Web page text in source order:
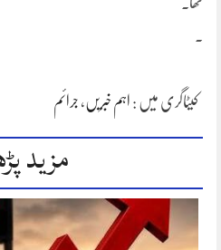
تھا۔
کیٹاگری میں : اہم خبریں، جرائم
مزید